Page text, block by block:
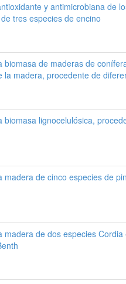
y antimicrobiana de
tres especies de encino
biomasa de maderas de
la madera, procedente de
biomasa lignocelulósica,
madera de cinco especies de
madera de dos especies